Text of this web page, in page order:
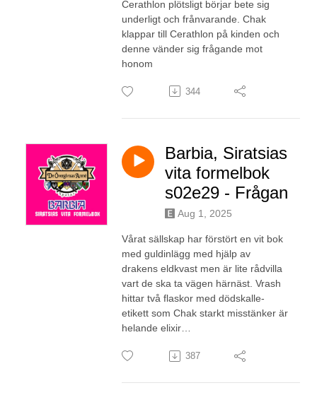
Cerathlon plötsligt börjar bete sig
underligt och frånvarande. Chak
klappar till Cerathlon på kinden och
denne vänder sig frågande mot
honom
344
Barbia, Siratsias
vita formelbok
s02e29 - Frågan
Aug 1, 2025
Vårat sällskap har förstört en vit bok
med guldinlägg med hjälp av
drakens eldkvast men är lite rådvilla
vart de ska ta vägen härnäst. Vrash
hittar två flaskor med dödskalle-
etikett som Chak starkt misstänker är
helande elixir…
387